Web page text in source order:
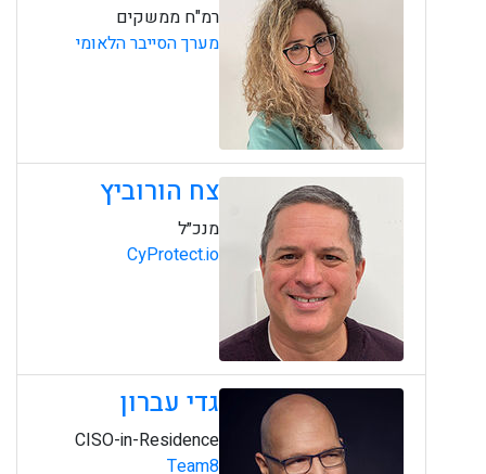
רמ"ח ממשקים
מערך הסייבר הלאומי
צח הורוביץ
מנכ״ל
CyProtect.io
גדי עברון
CISO-in-Residence
Team8